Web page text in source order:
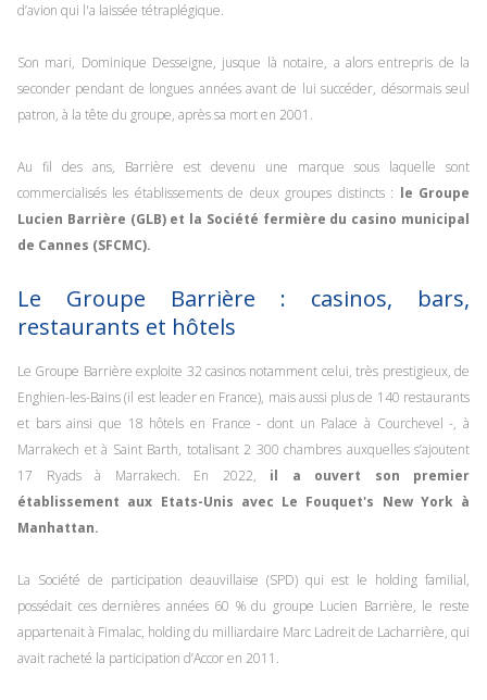
d’avion qui l'a laissée tétraplégique.
Son mari, Dominique Desseigne, jusque là notaire, a alors entrepris de la
seconder pendant de longues années avant de lui succéder, désormais seul
patron, à la tête du groupe, après sa mort en 2001.
Au fil des ans, Barrière est devenu une marque sous laquelle sont
commercialisés les établissements de deux groupes distincts : le Groupe
Lucien Barrière (GLB) et la Société fermière du casino municipal
de Cannes (SFCMC).
Le Groupe Barrière : casinos, bars,
restaurants et hôtels
Le Groupe Barrière exploite 32 casinos notamment celui, très prestigieux, de
Enghien-les-Bains (il est leader en France), mais aussi plus de 140 restaurants
et bars ainsi que 18 hôtels en France - dont un Palace à Courchevel -, à
Marrakech et à Saint Barth, totalisant 2 300 chambres auxquelles s’ajoutent
17 Ryads à Marrakech. En 2022, il a ouvert son premier
établissement aux Etats-Unis avec Le Fouquet's New York à
Manhattan.
La Société de participation deauvillaise (SPD) qui est le holding familial,
possédait ces dernières années 60 % du groupe Lucien Barrière, le reste
appartenait à Fimalac, holding du milliardaire Marc Ladreit de Lacharrière, qui
avait racheté la participation d’Accor en 2011.